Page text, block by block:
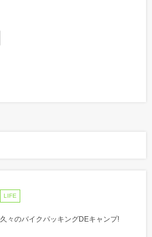
LIFE
久々のバイクパッキングDEキャンプ!